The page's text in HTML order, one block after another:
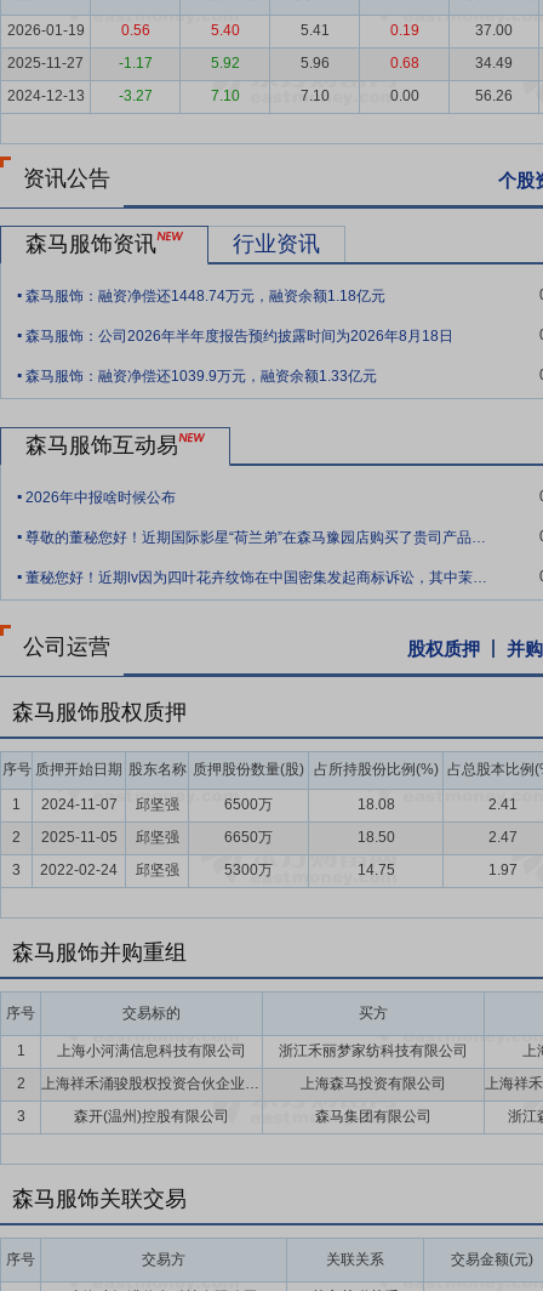
求，以品牌经营为核心，以事业部制的形式独立运营森马休闲服饰和
平台，有效整合了两大细分行业产业链上下游的资源，实现了生产商
要点7：以和谐共赢为核心的资源整合能力
以“小河有水大河满”的
多方面国内外资源，建立了一套与自身经营模式相适应的贯穿设计、
核心的轻资产高效益运营模式的成功实施。
要点8：广泛深入的全渠道营销网络布局
公司森马休闲装和巴拉巴拉
证，也为未来多品类、多品牌业务的发展提供良好基础；同时，公司
要点9：财务稳健
截至报告期末，公司货币资金等现金资产金额达
能力较强，稳健的财务状况有利于公司未来持续发展，以及以投资、
拟1.22亿元转让ISE Commerce 20%股权
2018年12月18
持有的ISECommerce股份5,102,818股,占ISECommerce总股本的
次转让后,公司不再持有ISECommerce股份。本次股权转让所得款项
2026-01-19 0.56 5.40 5.41 0.19
37.00
2025-11-27
-1.17 5.92 5.96 0.68
34.49
2024-12-13
-3.27 7.10 7.10 0.00 56.26
资讯公告 个股
森马服饰资讯 行业资讯
. 森马服饰：融资净偿还1448.74万元，融资余额1.18亿元
. 森马服饰：公司2026年半年度报告预约披露时间为2026年8月18日
. 森马服饰：融资净偿还1039.9万元，融资余额1.33亿元
森马服饰互动易
. 2026年中报啥时候公布
. 尊敬的董秘您好！近期国际影星“荷兰弟”在森马豫园店购买了贵司产品，带动产品销量的
. 董秘您好！近期lv因为四叶花卉纹饰在中国密集发起商标诉讼，其中茉莉奶白被判赔10
公司运营 股权质押 并
森马服饰股权质押
序号 质押开始日期 股东名称 质押股份数量(股) 占所持股份比例(%) 占总股本比例
1 2024-11-07 邱坚强 6500万 18.08
2.41
2
2025-11-05 邱坚强 6650万 18.50
2.47
3
2022-02-24 邱坚强 5300万 14.75 1.97
森马服饰并购重组
序号 交易标的 买方
1 上海小河满信息科技有限公司 浙江禾丽梦家纺科技有限公司
上
2
上海祥禾涌骏股权投资合伙企业(有限合伙)
上海森马投资有限公司
3
森开(温州)控股有限公司 森马集团有限公司 浙江
森马服饰关联交易
序号 交易方 关联关系 交易金额(元)